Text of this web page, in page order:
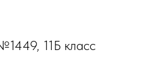
11Б класс